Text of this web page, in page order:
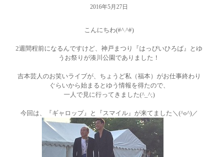
スクール
ブログ
キャンペーン
2016年5月27日
こんにちわ(#^.^#)
2週間程前になるんですけど、神戸まつり『はっぴいひろば』とゆ
うお祭りが湊川公園でありました！
吉本芸人のお笑いライブが、ちょうど私（福本）がお仕事終わり
ぐらいから始まるとゆう情報を得たので、
一人で見に行ってきました(^_^;)
今回は、『ギャロップ』と『スマイル』が来てました＼(^o^)／